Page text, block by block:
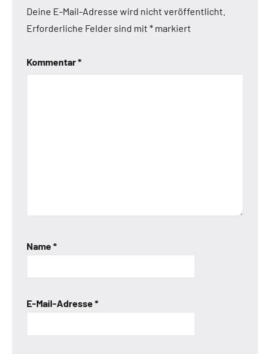
Deine E-Mail-Adresse wird nicht veröffentlicht.
Erforderliche Felder sind mit * markiert
Kommentar*
Name*
E-Mail-Adresse*